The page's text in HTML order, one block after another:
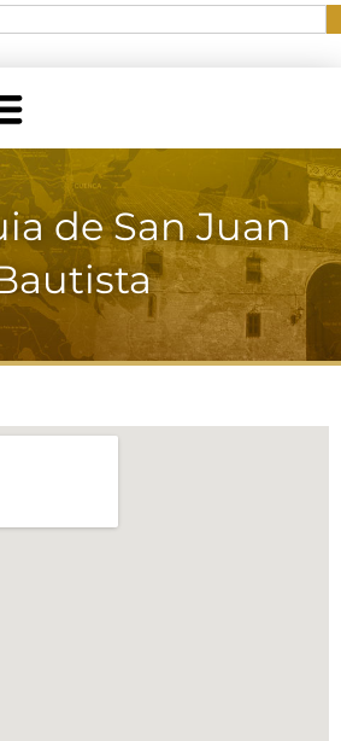
de San Juan